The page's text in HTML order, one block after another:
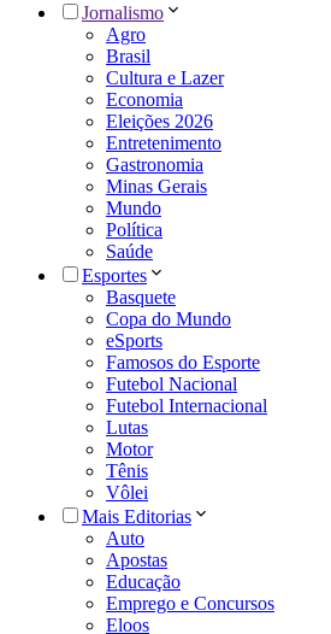
Jornalismo
Agro
Brasil
Cultura e Lazer
Economia
Eleições 2026
Entretenimento
Gastronomia
Minas Gerais
Mundo
Política
Saúde
Esportes
Basquete
Copa do Mundo
eSports
Famosos do Esporte
Futebol Nacional
Futebol Internacional
Lutas
Motor
Tênis
Vôlei
Mais Editorias
Auto
Apostas
Educação
Emprego e Concursos
Eloos